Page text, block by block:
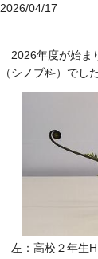
2026/04/17
2026年度が始ま
（シノブ科）でした
左：高校２年生